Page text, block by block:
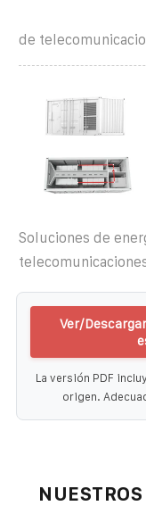
de
Soluciones de
Ver/
La versión PDF
origen.